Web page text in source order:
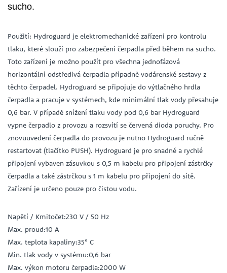
sucho.
Použití: Hydroguard je elektromechanické zařízení pro kontrolu
tlaku, které slouží pro zabezpečení čerpadla před během na sucho.
Toto zařízení je možno použít pro všechna jednofázová
horizontální odstředivá čerpadla případně vodárenské sestavy z
těchto čerpadel. Hydroguard se připojuje do výtlačného hrdla
čerpadla a pracuje v systémech, kde minimální tlak vody přesahuje
0,6 bar. V případě snížení tlaku vody pod 0,6 bar Hydroguard
vypne čerpadlo z provozu a rozsvítí se červená dioda poruchy. Pro
znovuuvedení čerpadla do provozu je nutno Hydroguard ručně
restartovat (tlačítko PUSH). Hydroguard je pro snadné a rychlé
připojení vybaven zásuvkou s 0,5 m kabelu pro připojení zástrčky
čerpadla a také zástrčkou s 1 m kabelu pro připojení do sítě.
Zařízení je určeno pouze pro čistou vodu.
Napětí / Kmitočet:230 V / 50 Hz
Max. proud:10 A
Max. teplota kapaliny:35° C
Min. tlak vody v systému:0,6 bar
Max. výkon motoru čerpadla:2000 W